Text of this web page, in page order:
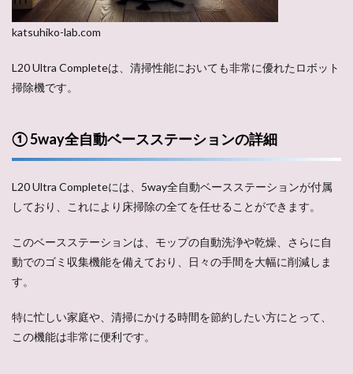
katsuhiko-lab.com
L20 Ultra Completeは、清掃性能においても非常に優れたロボット
掃除機です。
① 5way全自動ベースステーションの詳細
L20 Ultra Completeには、5way全自動ベースステーションが付属
しており、これにより床掃除の全てを任せることができます。
このベースステーションは、モップの自動洗浄や乾燥、さらに自
動でのゴミ収集機能を備えており、日々の手間を大幅に削減しま
す。
特に忙しい家庭や、清掃にかける時間を節約したい方にとって、
この機能は非常に便利です。